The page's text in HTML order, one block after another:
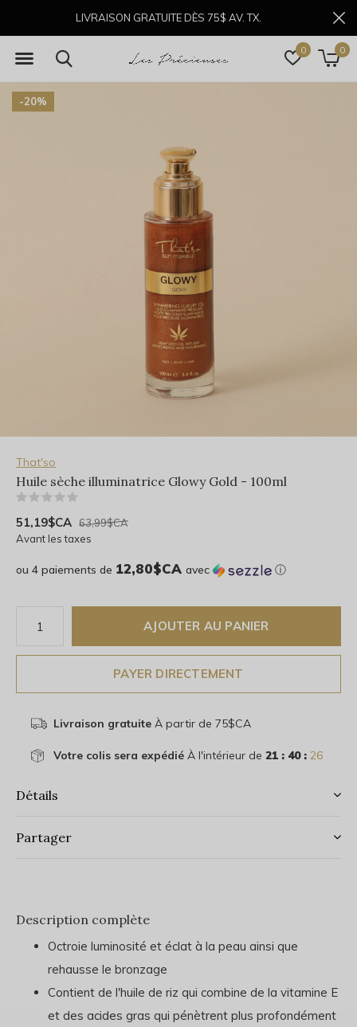
0 0
LIVRAISON GRATUITE DÈS 75$ AV. TX.
-20%
That'so
Huile sèche illuminatrice Glowy Gold - 100ml
51,19$CA 63,99$CA
Avant les taxes
ou 4 paiements de 12,80$CA avec ⓘ
AJOUTER AU PANIER
PAYER DIRECTEMENT
Livraison gratuiteÀ partir de 75$CA
Votre colis sera expédiéÀ l'intérieur de 21 : 40 : 26
Détails
Partager
Description complète
Octroie luminosité et éclat à la peau ainsi que
rehausse le bronzage
Contient de l'huile de riz qui combine de la vitamine E
et des acides gras qui pénètrent plus profondément